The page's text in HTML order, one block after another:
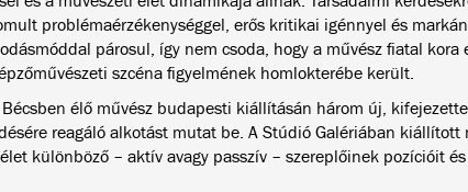
problémaérzékenységgel, erős kritikai igénnyel és
párosul, így nem csoda, hogy a művész fiatal kora
szcéna figyelmének homlokterébe került.
élő művész budapesti kiállításán három új,
reagáló alkotást mutat be. A Stúdió Galériában kiállított
különböző – aktív avagy passzív – szereplőinek pozícióit